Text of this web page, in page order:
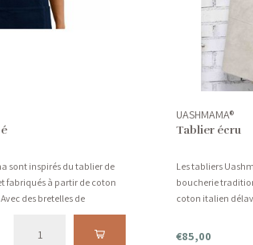
sont inspirés du tablier de
fabriqués à partir de coton
des bretelles de
UASHMAMA®
Tablier écru
Les tabliers
boucherie
coton italien
€85,00